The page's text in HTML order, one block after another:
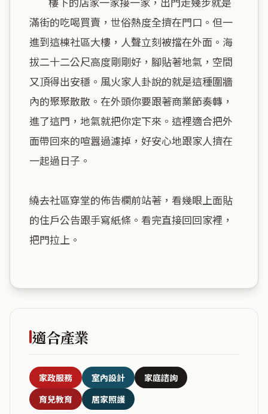
滿街的吃喝買賣，世俗熱度全擠在門口。但一
進到這棟社區大樓，人聲立刻被擋在外面。海
拔二十二公尺高度剛剛好，腳貼著地氣，空間
又頂得出安穩。風火家人卦說的就是這種圍牆
內的聚聚散散。在外頭你要跟著商業節奏轉，
進了這門，地氣就把你定下來。這裡適合把外
面帶回來的喧囂過濾掉，好安心地跟家人擠在
一起過日子。
繞去社區穿堂的佈告欄前站著，看幾眼上面貼
的住戶公告跟手寫紙條。看完直接回回家裡，
把門拉上。
適合產業
家政服務 室內設計
家庭諮詢
育兒教育
居家照護